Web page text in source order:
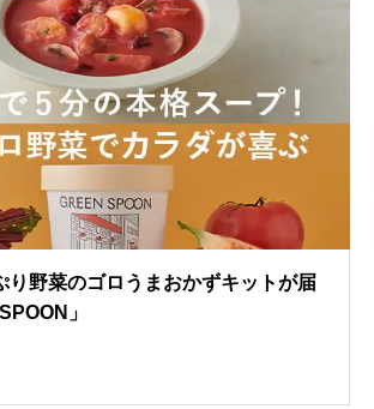
り野菜のゴロうまおかずキットが届
」